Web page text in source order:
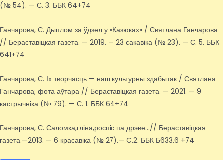
(№ 54). — С. 3. ББК 64+74
Ганчарова, С. Дыплом за ўдзел у «Казюках» / Святлана Ганчарова
// Бераставіцкая газета. — 2019. — 23 сакавіка (№ 23). — С. 5. ББК
641+74
Ганчарова, С. Іх творчасць — наш культурны здабытак / Святлана
Ганчарова; фота аўтара // Бераставіцкая газета. — 2021. — 9
кастрычніка (№ 79). — С. 1. ББК 64+74
Ганчарова, С. Саломка,гліна,роспіс па дрэве…// Бераставіцкая
газета.—2013. — 6 красавіка (№ 27).— C.2. ББК Б633.6 +74